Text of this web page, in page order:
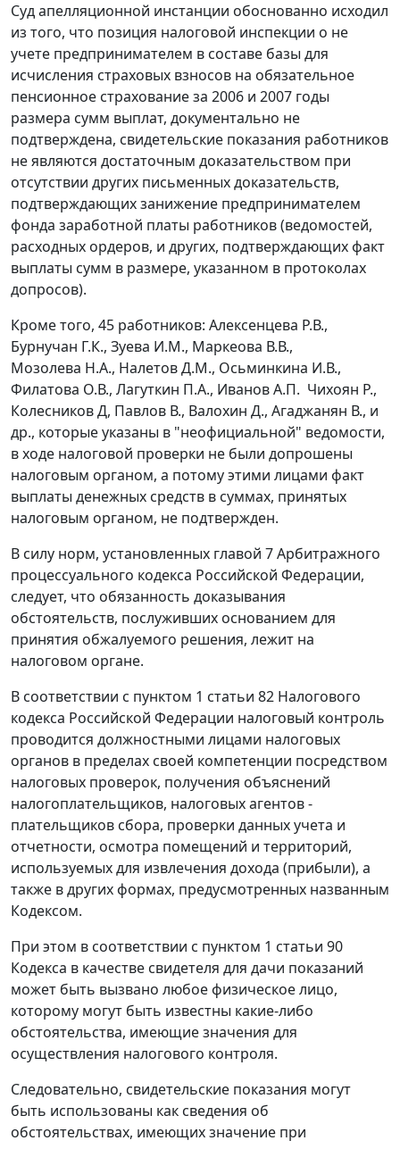
Суд апелляционной инстанции обоснованно исходил
из того, что позиция налоговой инспекции о не
учете предпринимателем в составе базы для
исчисления страховых взносов на обязательное
пенсионное страхование за 2006 и 2007 годы
размера сумм выплат, документально не
подтверждена, свидетельские показания работников
не являются достаточным доказательством при
отсутствии других письменных доказательств,
подтверждающих занижение предпринимателем
фонда заработной платы работников (ведомостей,
расходных ордеров, и других, подтверждающих факт
выплаты сумм в размере, указанном в протоколах
допросов).
Кроме того, 45 работников: Алексенцева Р.В.,
Бурнучан Г.К., Зуева И.М., Маркеова В.В.,
Мозолева Н.А., Налетов Д.М., Осьминкина И.В.,
Филатова О.В., Лагуткин П.А., Иванов А.П. Чихоян Р.,
Колесников Д, Павлов В., Валохин Д., Агаджанян В., и
др., которые указаны в "неофициальной" ведомости,
в ходе налоговой проверки не были допрошены
налоговым органом, а потому этими лицами факт
выплаты денежных средств в суммах, принятых
налоговым органом, не подтвержден.
В силу норм, установленных главой 7Арбитражного
процессуального кодекса Российской Федерации,
следует, что обязанность доказывания
обстоятельств, послуживших основанием для
принятия обжалуемого решения, лежит на
налоговом органе.
В соответствии с пунктом 1 статьи 82 Налогового
кодекса Российской Федерации налоговый контроль
проводится должностными лицами налоговых
органов в пределах своей компетенции посредством
налоговых проверок, получения объяснений
налогоплательщиков, налоговых агентов -
плательщиков сбора, проверки данных учета и
отчетности, осмотра помещений и территорий,
используемых для извлечения дохода (прибыли), а
также в других формах, предусмотренных названным
Кодексом.
При этом в соответствии с пунктом 1 статьи 90
Кодекса в качестве свидетеля для дачи показаний
может быть вызвано любое физическое лицо,
которому могут быть известны какие-либо
обстоятельства, имеющие значения для
осуществления налогового контроля.
Следовательно, свидетельские показания могут
быть использованы как сведения об
обстоятельствах, имеющих значение при